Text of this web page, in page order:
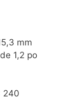
mm
1,2 po
240